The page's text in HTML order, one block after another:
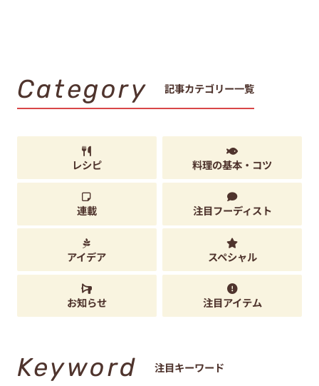
Category 記事カテゴリー一覧
レシピ 料理の基本・コツ
連載 注目フーディスト
アイデア スペシャル
お知らせ 注目アイテム
Keyword 注目キーワード